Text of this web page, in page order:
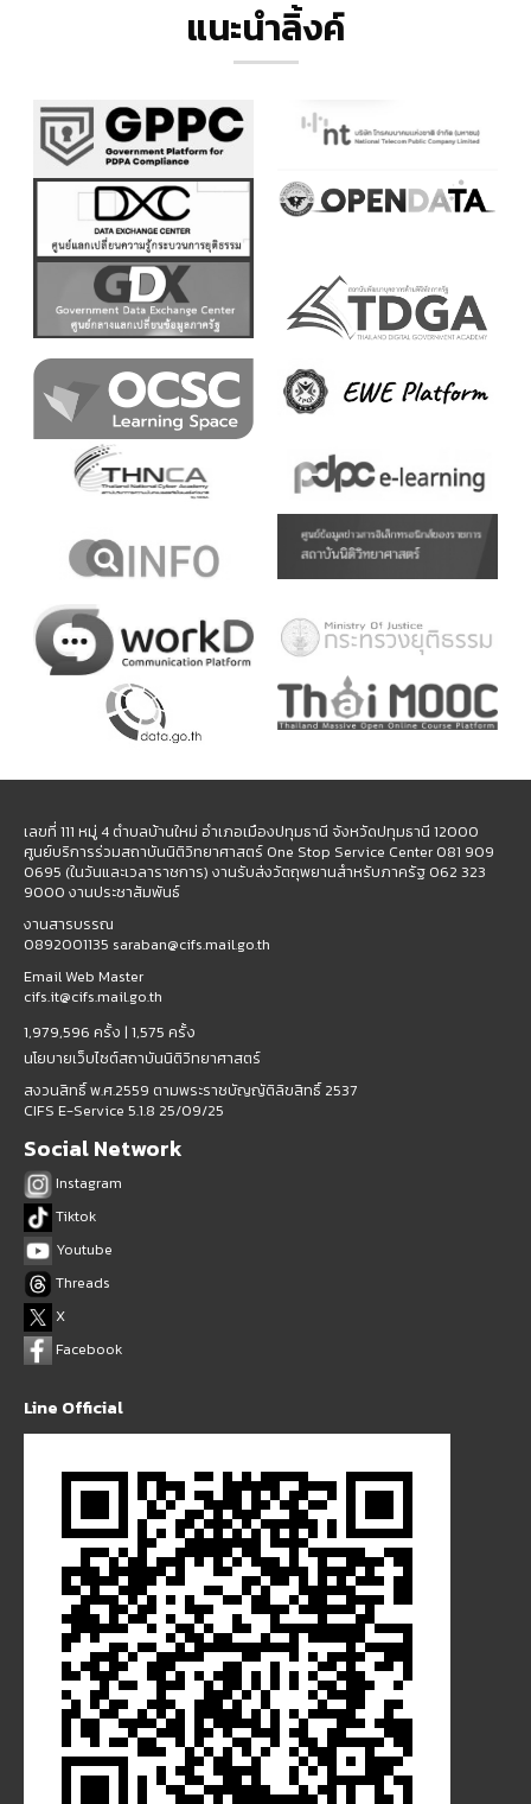
แนะนำลิ้งค์
เลขที่ 111 หมู่ 4 ตำบลบ้านใหม่ อำเภอเมืองปทุมธานี จังหวัดปทุมธานี 12000
ศูนย์บริการร่วมสถาบันนิติวิทยาศาสตร์ One Stop Service Center 081 909
0695 (ในวันและเวลาราชการ) งานรับส่งวัตถุพยานสำหรับภาครัฐ 062 323
9000 งานประชาสัมพันธ์
งานสารบรรณ
0892001135 saraban@cifs.mail.go.th
Email Web Master
cifs.it@cifs.mail.go.th
1,979,596 ครั้ง | 1,575 ครั้ง
นโยบายเว็บไซต์สถาบันนิติวิทยาศาสตร์
สงวนสิทธิ์ พ.ศ.2559 ตามพระราชบัญญัติลิขสิทธิ์ 2537
CIFS E-Service 5.1.8 25/09/25
Social Network
Instagram
Tiktok
Youtube
Threads
X
Facebook
Line Official